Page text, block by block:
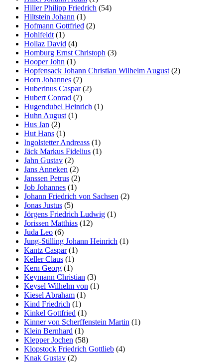
Hiller Philipp Friedrich (54)
Hiltstein Johann (1)
Hofmann Gottfried (2)
Hohlfeldt(1)
Hollaz David (4)
Homburg Ernst Christoph (3)
Hooper John (1)
Hopfensack Johann Christian Wilhelm August(2)
Horn Johannes (7)
Huberinus Caspar(2)
Hubert Conrad (7)
Hugendubel Heinrich (1)
Huhn August(1)
Hus Jan (2)
Hut Hans (1)
Ingolstetter Andreass (1)
Jäck Markus Fidelius (1)
Jahn Gustav (2)
Jans Anneken (2)
Janssen Petrus (2)
Job Johannes (1)
Johann Friedrich von Sachsen (2)
Jonas Justus (5)
Jörgens Friedrich Ludwig (1)
Jorissen Matthias (12)
Juda Leo (6)
Jung-Stilling Johann Heinrich (1)
Kantz Caspar(1)
Keller Claus (1)
Kern Georg (1)
Keymann Christian (3)
Keysel Wilhelm von (1)
Kiesel Abraham (1)
Kind Friedrich (1)
Kinkel Gottfried (1)
Kinner von Scherffenstein Martin (1)
Klein Bernhard (1)
Klepper Jochen (58)
Klopstock Friedrich Gottlieb (4)
Knak Gustav (2)